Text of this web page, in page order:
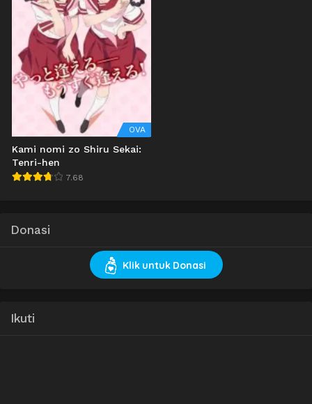
OVA
Kami nomi zo Shiru Sekai:
Tenri-hen
7.68
Donasi
Klik untuk Donasi
Ikuti